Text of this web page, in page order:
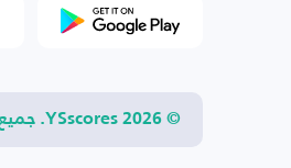
© 2026 YSscores. جميع الحقوق محفوظة.